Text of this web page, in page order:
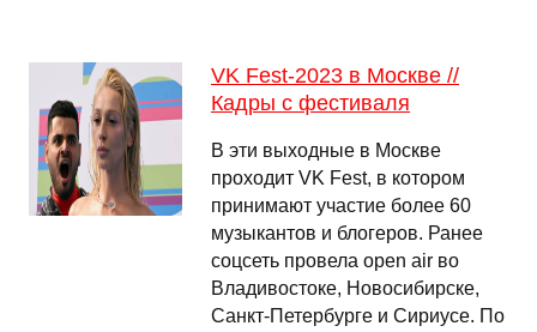
VK Fest-2023 в Москве //
Кадры с фестиваля
В эти выходные в Москве
проходит VK Fest, в котором
принимают участие более 60
музыкантов и блогеров. Ранее
соцсеть провела open air во
Владивостоке, Новосибирске,
Санкт-Петербурге и Сириусе. По